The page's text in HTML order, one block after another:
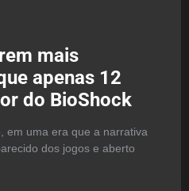
mais
apenas 12
do BioShock
em uma era que a narrativa
dos jogos e aberto